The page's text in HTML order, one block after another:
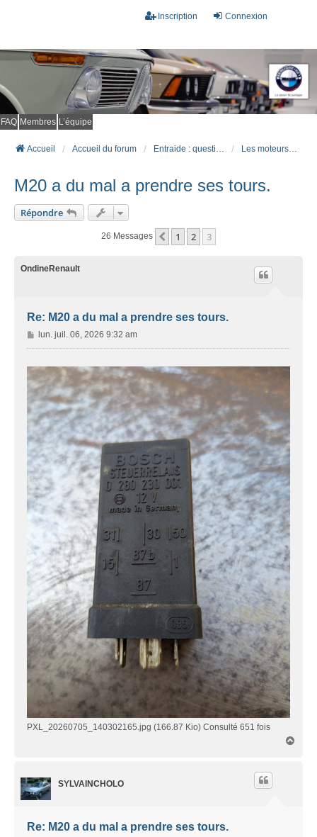
Connexion
Inscription
FAQ Membres L’équipe
Accueil Accueil du forum Entraide : questions techniques Les moteurs essence (après 82)
M20 a du mal a prendre ses tours.
Répondre
26 Messages Précédent
1 2 3
OndineRenault
Re: M20 a du mal a prendre ses tours.
M
e
s
a
g
e
lun. juil. 06, 2026 9:32 am
PXL_20260705_140302165.jpg (166.87 Kio) Consulté 651 fois
SYLVAINCHOLO
Re: M20 a du mal a prendre ses tours.